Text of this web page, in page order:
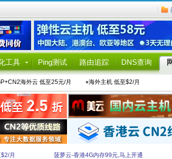
工具 Ping测试 路由追踪 DNS查询
海外云 低至25元/月 ●海外主机 低至$2/月
月
菠萝云-香港4G内存99元,马上开通